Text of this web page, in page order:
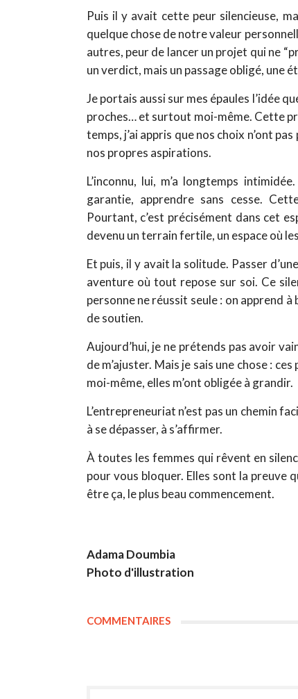
Puis il y avait cette peur silencieuse,
quelque chose de notre valeur
autres, peur de lancer un projet qui ne
un verdict, mais un passage obligé, une
Je portais aussi sur mes épaules l’idée
proches… et surtout moi-même. Cette
temps, j’ai appris que nos choix n’ont
nos propres aspirations.
L’inconnu, lui, m’a longtemps
garantie, apprendre sans cesse.
Pourtant, c’est précisément dans cet
devenu un terrain fertile, un espace où
Et puis, il y avait la solitude. Passer
aventure où tout repose sur soi. Ce
personne ne réussit seule : on apprend
de soutien.
Aujourd’hui, je ne prétends pas avoir
de m’ajuster. Mais je sais une chose :
moi-même, elles m’ont obligée à grandir.
L’entrepreneuriat n’est pas un chemin
à se dépasser, à s’affirmer.
À toutes les femmes qui rêvent en
pour vous bloquer. Elles sont la preuve
être ça, le plus beau commencement.
Adama Doumbia
Photo d'illustration
COMMENTAIRES